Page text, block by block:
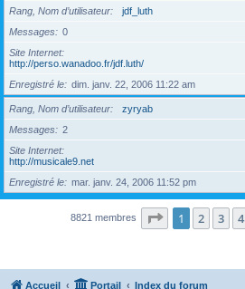
Rang, Nom d’utilisateur
jdf_luth
Messages
0
Site Internet
http://perso.wanadoo.fr/jdf.luth/
Enregistré le
dim. janv. 22, 2006 11:22 am
Rang, Nom d’utilisateur
zyryab
Messages
2
Site Internet
http://musicale9.net
Enregistré le
mar. janv. 24, 2006 11:52 pm
8821 membres Page 1sur177
1 2 3 4
Accueil Portail Index du forum